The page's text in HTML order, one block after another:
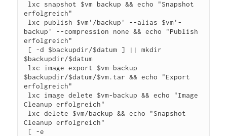
erfolgreich"
backup' --compression none && echo "Publish
erfolgreich"
$backupdir/$datum
$backupdir/$datum/$vm.tar && echo "Export
erfolgreich"
Cleanup erfolgreich"
Cleanup erfolgreich"